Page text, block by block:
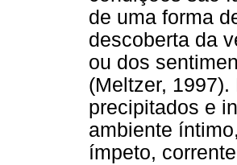
de uma forma
descoberta da
ou dos
(Meltzer,
precipitados e
ambiente
ímpeto,